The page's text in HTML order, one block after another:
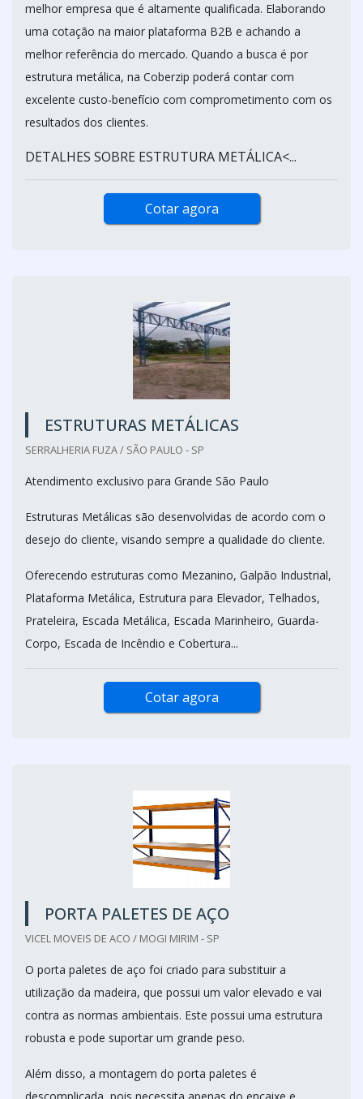
melhor empresa que é altamente qualificada. Elaborando
uma cotação na maior plataforma B2B e achando a
melhor referência do mercado. Quando a busca é por
estrutura metálica, na Coberzip poderá contar com
excelente custo-benefício com comprometimento com os
resultados dos clientes.
DETALHES SOBRE ESTRUTURA METÁLICA<...
Cotar agora
ESTRUTURAS METÁLICAS
SERRALHERIA FUZA / SÃO PAULO - SP
Atendimento exclusivo para Grande São Paulo
Estruturas Metálicas são desenvolvidas de acordo com o
desejo do cliente, visando sempre a qualidade do cliente.
Oferecendo estruturas como Mezanino, Galpão Industrial,
Plataforma Metálica, Estrutura para Elevador, Telhados,
Prateleira, Escada Metálica, Escada Marinheiro, Guarda-
Corpo, Escada de Incêndio e Cobertura...
Cotar agora
PORTA PALETES DE AÇO
VICEL MOVEIS DE ACO / MOGI MIRIM - SP
O porta paletes de aço foi criado para substituir a
utilização da madeira, que possui um valor elevado e vai
contra as normas ambientais. Este possui uma estrutura
robusta e pode suportar um grande peso.
Além disso, a montagem do porta paletes é